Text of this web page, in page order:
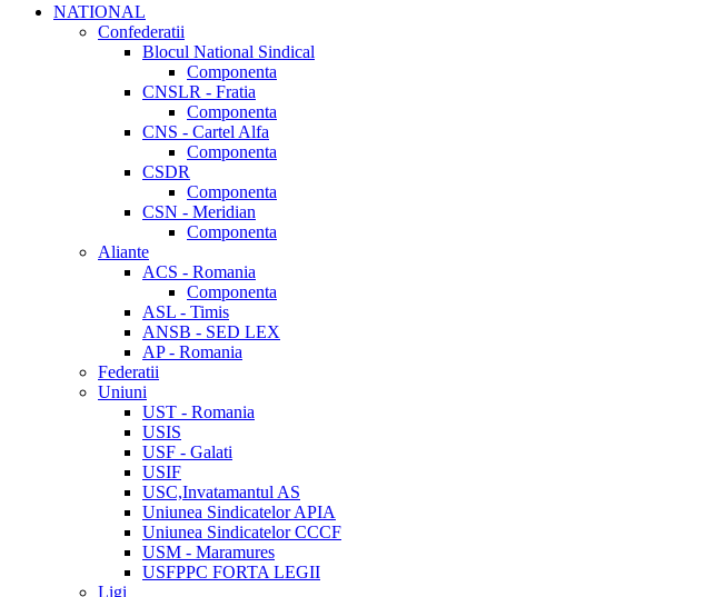
NATIONAL
Confederatii
Blocul National Sindical
Componenta
CNSLR - Fratia
Componenta
CNS - Cartel Alfa
Componenta
CSDR
Componenta
CSN - Meridian
Componenta
Aliante
ACS - Romania
Componenta
ASL - Timis
ANSB - SED LEX
AP - Romania
Federatii
Uniuni
UST - Romania
USIS
USF - Galati
USIF
USC,Invatamantul AS
Uniunea Sindicatelor APIA
Uniunea Sindicatelor CCCF
USM - Maramures
USFPPC FORTA LEGII
Ligi